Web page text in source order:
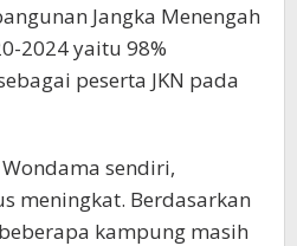
Jangka Menengah
2024 yaitu 98%
peserta JKN pada
sendiri,
meningkat. Berdasarkan
kampung masih